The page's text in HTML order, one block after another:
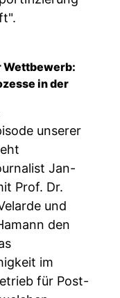
Wettbewerb:
in der
unserer
Jan-
Prof. Dr.
und
den
im
für Post-